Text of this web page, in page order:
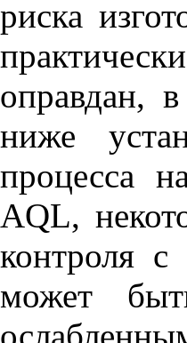
риска
оправдан,
ниже
процесса
AQL,
контроля
может